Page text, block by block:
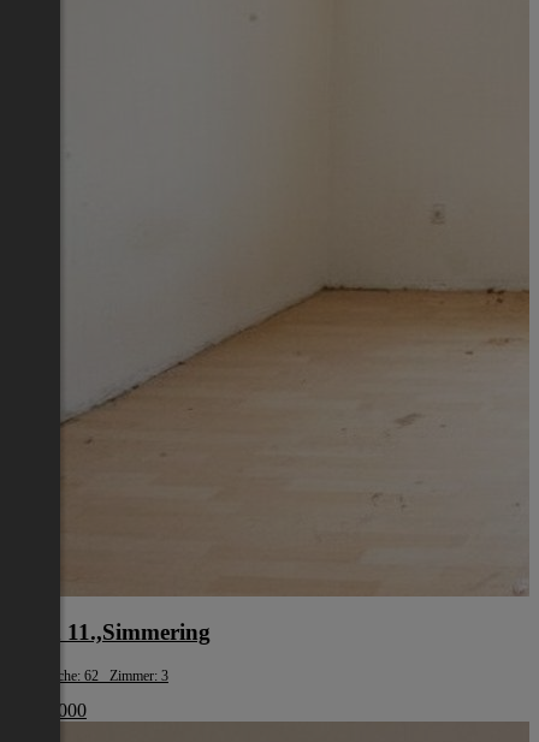
Wien 11.,Simmering
Wohnfläche: 62 Zimmer: 3
€ 179 000